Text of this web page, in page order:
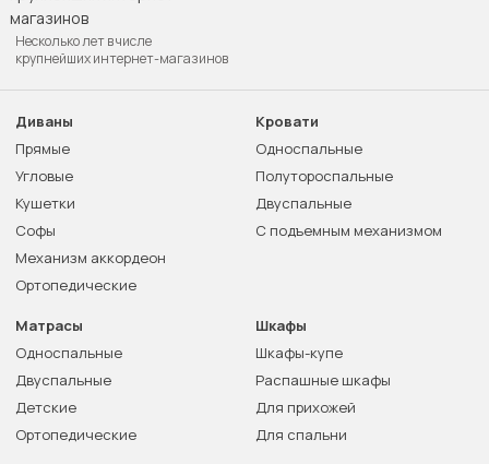
Несколько лет в числе
крупнейших интернет-магазинов
Диваны
Прямые
Угловые
Кушетки
Софы
Механизм аккордеон
Ортопедические
Кровати
Односпальные
Полутороспальные
Двуспальные
С подъемным механизмом
Матрасы
Односпальные
Двуспальные
Детские
Ортопедические
Шкафы
Шкафы-купе
Распашные шкафы
Для прихожей
Для спальни